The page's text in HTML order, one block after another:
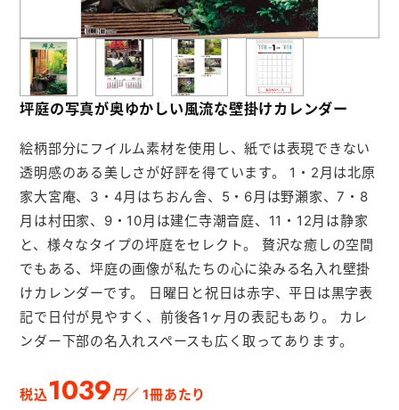
ポケットティッシュ本舗
カレンダー本舗
カイロ本舗
ボックスティッシュ本舗
メモ帳本舗
クリアファイル本舗
ウェットティッシュ本舗
うちわ本舗
扇子本舗
坪庭の写真が奥ゆかしい風流な壁掛けカレンダー
絵柄部分にフイルム素材を使用し、紙では表現できない
透明感のある美しさが好評を得ています。 1・2月は北原
家大宮庵、3・4月はちおん舎、5・6月は野瀬家、7・8
月は村田家、9・10月は建仁寺潮音庭、11・12月は静家
と、様々なタイプの坪庭をセレクト。 贅沢な癒しの空間
でもある、坪庭の画像が私たちの心に染みる名入れ壁掛
けカレンダーです。 日曜日と祝日は赤字、平日は黒字表
記で日付が見やすく、前後各1ヶ月の表記もあり。 カレ
ンダー下部の名入れスペースも広く取ってあります。
税込1039円／ 1冊あたり